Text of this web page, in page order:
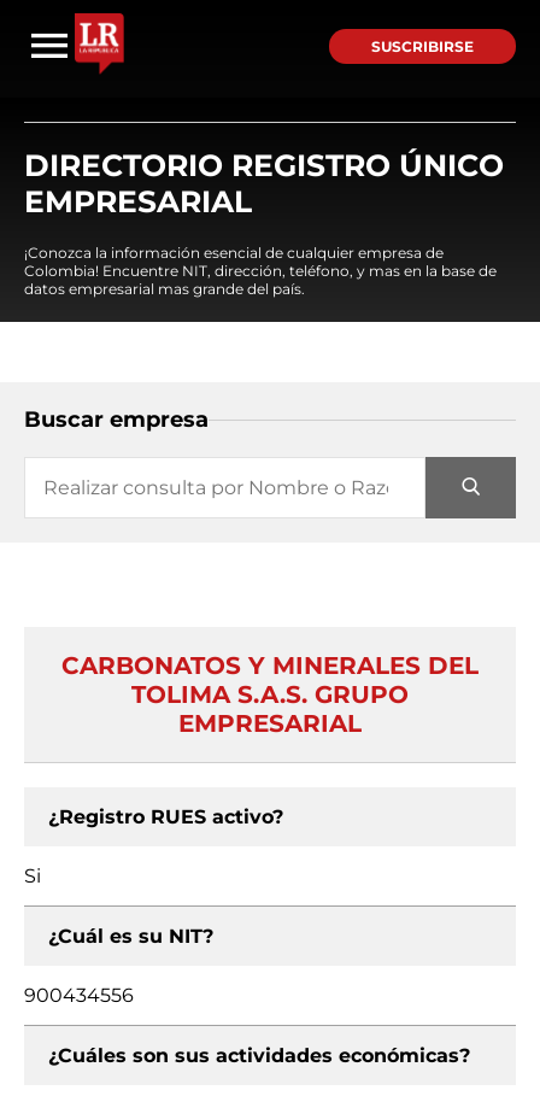
SUSCRIBIRSE
DIRECTORIO REGISTRO ÚNICO
EMPRESARIAL
¡Conozca la información esencial de cualquier empresa de
Colombia! Encuentre NIT, dirección, teléfono, y mas en la base de
datos empresarial mas grande del país.
Buscar empresa
CARBONATOS Y MINERALES DEL
TOLIMA S.A.S. GRUPO
EMPRESARIAL
¿Registro RUES activo?
Si
¿Cuál es su NIT?
900434556
¿Cuáles son sus actividades económicas?